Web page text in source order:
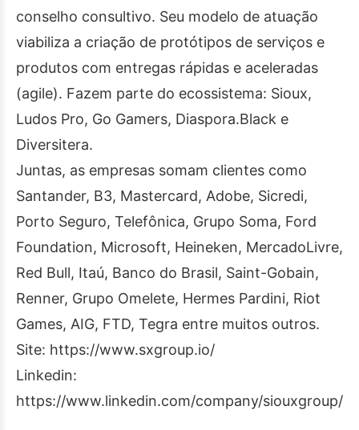
conselho consultivo. Seu modelo de atuação
viabiliza a criação de protótipos de serviços e
produtos com entregas rápidas e aceleradas
(agile). Fazem parte do ecossistema: Sioux,
Ludos Pro, Go Gamers, Diaspora.Black e
Diversitera.
Juntas, as empresas somam clientes como
Santander, B3, Mastercard, Adobe, Sicredi,
Porto Seguro, Telefônica, Grupo Soma, Ford
Foundation, Microsoft, Heineken, MercadoLivre,
Red Bull, Itaú, Banco do Brasil, Saint-Gobain,
Renner, Grupo Omelete, Hermes Pardini, Riot
Games, AIG, FTD, Tegra entre muitos outros.
Site: https://www.sxgroup.io/
Linkedin:
https://www.linkedin.com/company/siouxgroup/